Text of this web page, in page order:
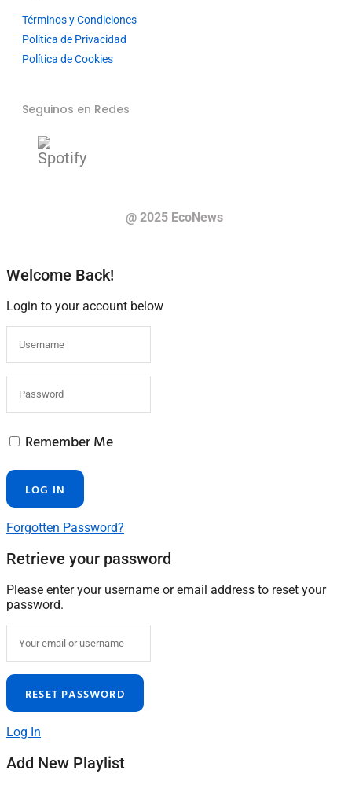
Términos y Condiciones
Política de Privacidad
Política de Cookies
Seguinos en Redes
@ 2025 EcoNews
Welcome Back!
Login to your account below
Remember Me
Forgotten Password?
Retrieve your password
Please enter your username or email address to reset your
password.
Log In
Add New Playlist